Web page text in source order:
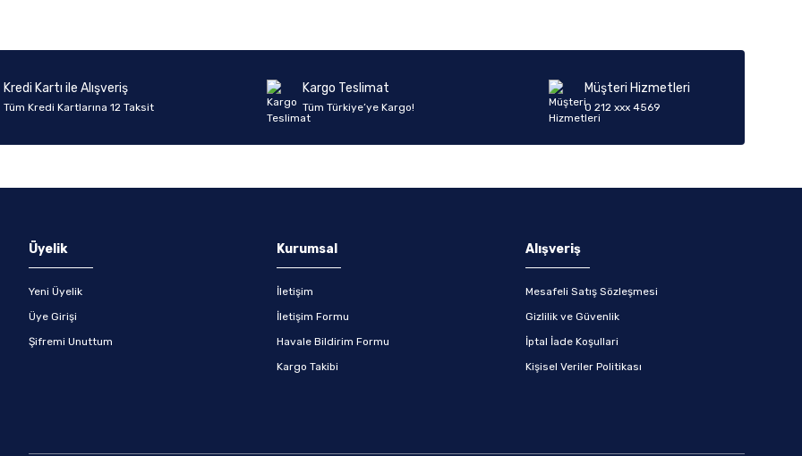
Kredi Kartı ile Alışveriş
Tüm Kredi Kartlarına 12 Taksit
Kargo Teslimat
Tüm Türkiye’ye Kargo!
Müşteri Hizmetleri
0 212 xxx 4569
Üyelik
Yeni Üyelik
Üye Girişi
Şifremi Unuttum
Kurumsal
İletişim
İletişim Formu
Havale Bildirim Formu
Kargo Takibi
Alışveriş
Mesafeli Satış Sözleşmesi
Gizlilik ve Güvenlik
İptal İade Koşullari
Kişisel Veriler Politikası